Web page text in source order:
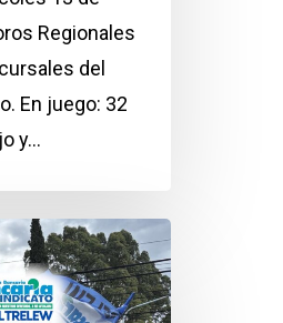
Regionales
del
En juego: 32
y…